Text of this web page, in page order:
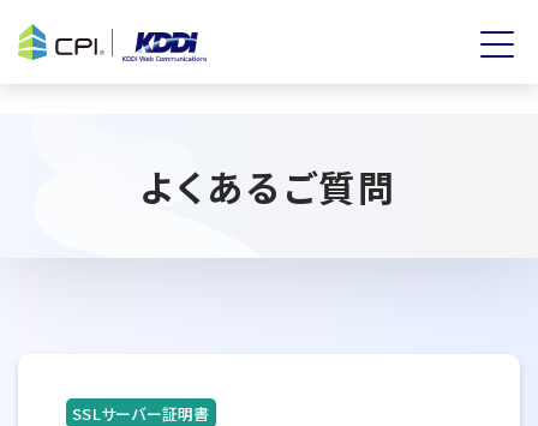
よくあるご質問
SSLサーバー証明書